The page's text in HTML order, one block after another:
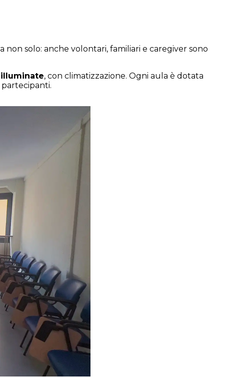
non solo: anche volontari, familiari e caregiver sono
, con climatizzazione.Ogni aula è dotata
partecipanti.